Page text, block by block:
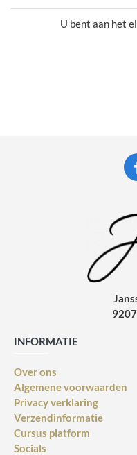
U bent aan het
INFORMATIE
Over ons
Algemene voorwaarden
Privacy verklaring
Verzendinformatie
Cursus platform
Socials